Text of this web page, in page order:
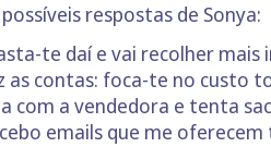
possíveis respostas de Sonya:
te daí e vai recolher mais
as contas: foca-te no custo
com a vendedora e tenta
emails que me